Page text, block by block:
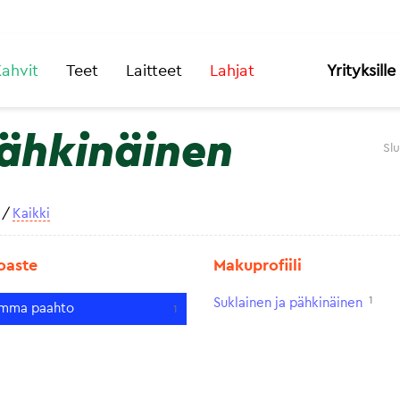
Teet Laitteet Lahjat Yrityksille
/ Kaikki
paahto 1
Makuprofiili
Suklainen ja pähkinäinen 1